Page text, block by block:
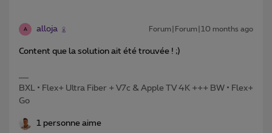
A alloja Forum|Forum|10 months ago
Content que la solution ait été trouvée ! ;)
BXL • Flex+ Ultra Fiber + V7c & Apple TV 4K +++ BW • Flex+
Go
1 personne aime